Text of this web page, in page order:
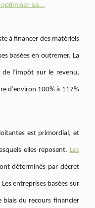
sa...
à financer des matériels
basées en outremer. La
l’impôt sur le revenu,
d’environ 100% à 117%
est primordial, et
elles reposent. Les
déterminés par décret
entreprises basées sur
biais du recours financier